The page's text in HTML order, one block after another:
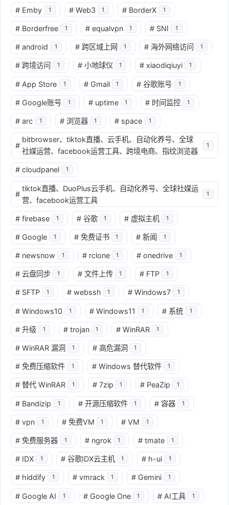
# Emby 1 # Web3 1 # BorderX 1
# Borderfree 1 # equalvpn 1 # SNI 1
# android 1 # 跨区域上网 1 # 海外网络访问 1
# 跨境访问 1 # 小地球仪 1 # xiaodiqiuyi 1
# App Store 1 # Gmail 1 # 谷歌账号 1
# Google账号 1 # uptime 1 # 时间监控 1
# arc 1 # 浏览器 1 # space 1
#
bitbrowser、tiktok直播、云手机、自动化养号、全球
社媒运营、facebook运营工具、跨境电商、指纹浏览器
1
# cloudpanel 1
#
tiktok直播、DuoPlus云手机、自动化养号、全球社媒运
营、facebook运营工具
1
# firebase 1 # 谷歌 1 # 虚拟主机 1
# Google 1 # 免费证书 1 # 新闻 1
# newsnow 1 # rclone 1 # onedrive 1
# 云盘同步 1 # 文件上传 1 # FTP 1
# SFTP 1 # webssh 1 # Windows7 1
# Windows10 1 # Windows11 1 # 系统 1
# 升级 1 # trojan 1 # WinRAR 1
# WinRAR 漏洞 1 # 高危漏洞 1
# 免费压缩软件 1 # Windows 替代软件 1
# 替代 WinRAR 1 # 7zip 1 # PeaZip 1
# Bandizip 1 # 开源压缩软件 1 # 容器 1
# vpn 1 # 免费VM 1 # VM 1
# 免费服务器 1 # ngrok 1 # tmate 1
# IDX 1 # 谷歌IDX云主机 1 # h-ui 1
# hiddify 1 # vmrack 1 # Gemini 1
# Google AI 1 # Google One 1 # AI工具 1